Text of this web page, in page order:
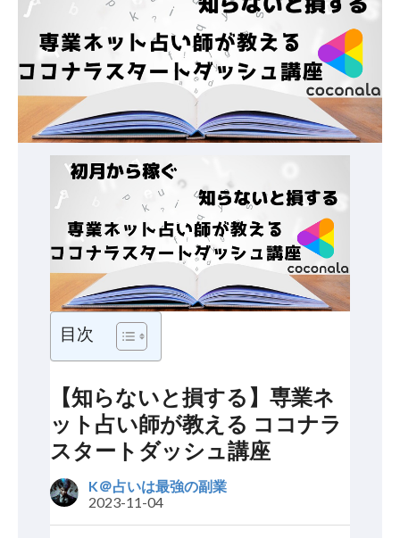
目次
【知らないと損する】専業ネ
ット占い師が教える ココナラ
スタートダッシュ講座
K＠占いは最強の副業
2023-11-04